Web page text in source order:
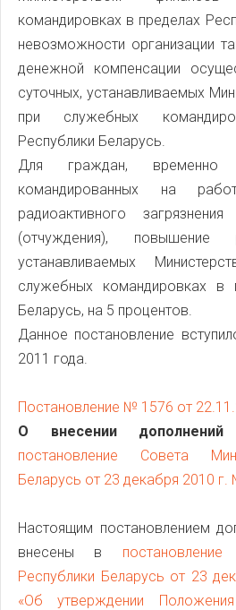
командировках в пределах
невозможности организации
денежной компенсации
суточных, устанавливаемых
при служебных
Республики Беларусь.
Для граждан, временно
командированных на
радиоактивного
(отчуждения), повышение
устанавливаемых
служебных командировках в
Беларусь, на 5 процентов.
Данное постановление
2011 года.
Постановление № 1576 от
О внесении
постановление Совета
Беларусь от 23 декабря 2010
Настоящим постановлением
внесены в
Республики Беларусь от 23
«Об утверждении